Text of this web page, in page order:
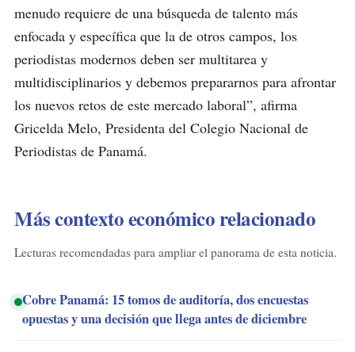
menudo requiere de una búsqueda de talento más
enfocada y específica que la de otros campos, los
periodistas modernos deben ser multitarea y
multidisciplinarios y debemos prepararnos para afrontar
los nuevos retos de este mercado laboral”, afirma
Gricelda Melo, Presidenta del Colegio Nacional de
Periodistas de Panamá.
Más contexto económico relacionado
Lecturas recomendadas para ampliar el panorama de esta noticia.
Cobre Panamá: 15 tomos de auditoría, dos encuestas
opuestas y una decisión que llega antes de diciembre